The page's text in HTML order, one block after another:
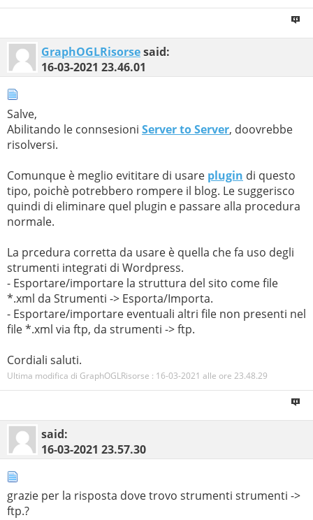
GraphOGLRisorsesaid:
16-03-2021 23.46.01
Salve,
Abilitando le connsesioni Server to Server, doovrebbe
risolversi.
Comunque è meglio evititare di usare plugin di questo
tipo, poichè potrebbero rompere il blog. Le suggerisco
quindi di eliminare quel plugin e passare alla procedura
normale.
La prcedura corretta da usare è quella che fa uso degli
strumenti integrati di Wordpress.
- Esportare/importare la struttura del sito come file
*.xml da Strumenti -> Esporta/Importa.
- Esportare/importare eventuali altri file non presenti nel
file *.xml via ftp, da strumenti -> ftp.
Cordiali saluti.
Ultima modifica di GraphOGLRisorse : 16-03-2021 alle ore 23.48.29
said:
16-03-2021 23.57.30
grazie per la risposta dove trovo strumenti strumenti ->
ftp.?